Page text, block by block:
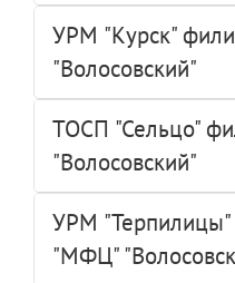
УРМ "Курск"
"Волосовский"
ТОСП "Сельцо"
"Волосовский"
УРМ
"МФЦ"